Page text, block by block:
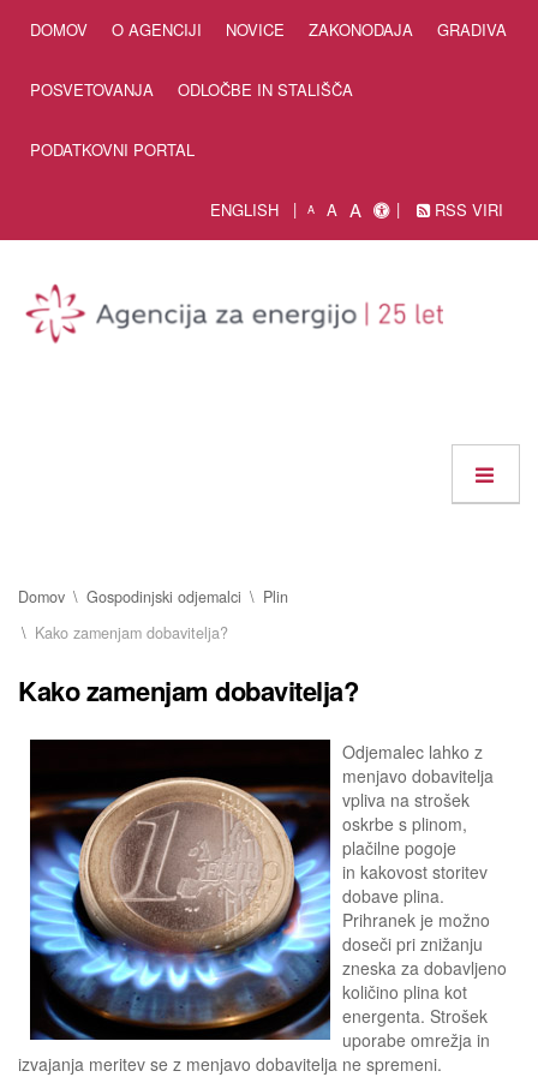
DOMOV O AGENCIJI NOVICE ZAKONODAJA GRADIVA
POSVETOVANJA ODLOČBE IN STALIŠČA
PODATKOVNI PORTAL
ENGLISH A A A RSS VIRI
Domov Gospodinjski odjemalci
Plin
Kako zamenjam dobavitelja?
Kako zamenjam dobavitelja?
Odjemalec lahko z
menjavo dobavitelja
vpliva na strošek
oskrbe s plinom,
plačilne pogoje
in kakovost storitev
dobave plina.
Prihranek je možno
doseči pri znižanju
zneska za dobavljeno
količino plina kot
energenta. Strošek
uporabe omrežja in
izvajanja meritev se z menjavo dobavitelja ne spremeni.